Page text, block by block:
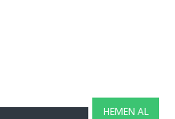
HEMEN AL